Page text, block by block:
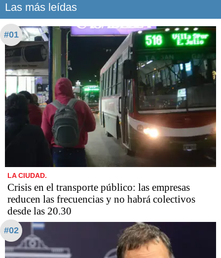
Las más leídas
#01
LA CIUDAD.
Crisis en el transporte público: las empresas
reducen las frecuencias y no habrá colectivos
desde las 20.30
#02